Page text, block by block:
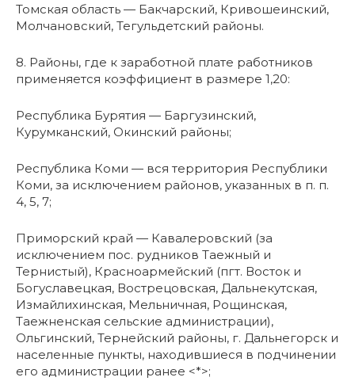
Томская область — Бакчарский, Кривошеинский,
Молчановский, Тегульдетский районы.
8. Районы, где к заработной плате работников
применяется коэффициент в размере 1,20:
Республика Бурятия — Баргузинский,
Курумканский, Окинский районы;
Республика Коми — вся территория Республики
Коми, за исключением районов, указанных в п. п.
4, 5, 7;
Приморский край — Кавалеровский (за
исключением пос. рудников Таежный и
Тернистый), Красноармейский (пгт. Восток и
Богуславецкая, Вострецовская, Дальнекутская,
Измайлихинская, Мельничная, Рощинская,
Таежненская сельские администрации),
Ольгинский, Тернейский районы, г. Дальнегорск и
населенные пункты, находившиеся в подчинении
его администрации ранее <*>;